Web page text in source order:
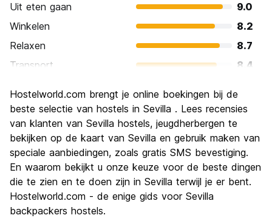
Uit eten gaan
9.0
Winkelen
8.2
Relaxen
8.7
Transport
8.4
Cultuur
9.5
Uitgaan
Waarde voor uw geld
8.8
Hostelworld.com brengt je online boekingen bij de
beste selectie van hostels in Sevilla . Lees recensies
van klanten van Sevilla hostels, jeugdherbergen te
bekijken op de kaart van Sevilla en gebruik maken van
speciale aanbiedingen, zoals gratis SMS bevestiging.
En waarom bekijkt u onze keuze voor de beste dingen
die te zien en te doen zijn in Sevilla terwijl je er bent.
Hostelworld.com - de enige gids voor Sevilla
backpackers hostels.